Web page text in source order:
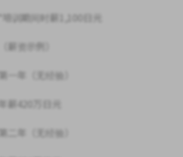
*培训期间时薪1,100日元
（薪资示例）
第一年（无经验）
年薪420万日元
第二年（无经验）